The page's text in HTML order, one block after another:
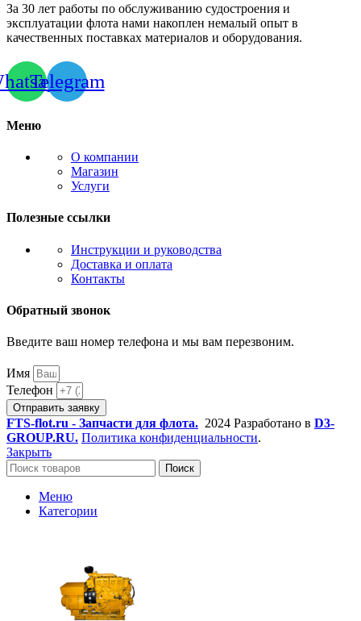
За 30 лет работы по обслуживанию судостроения и
эксплуатации флота нами накоплен немалый опыт в
качественных поставках материалов и оборудования.
Telegram
Меню
О компании
Магазин
Услуги
Полезные ссылки
Инструкции и руководства
Доставка и оплата
Контакты
Обратный звонок
Введите ваш номер телефона и мы вам перезвоним.
Имя
Телефон
Отправить заявку
FTS-flot.ru - Запчасти для флота. 2024 Разработано в D3-
GROUP.RU. Политика конфиденциальности.
Закрыть
Поиск
Меню
Категории